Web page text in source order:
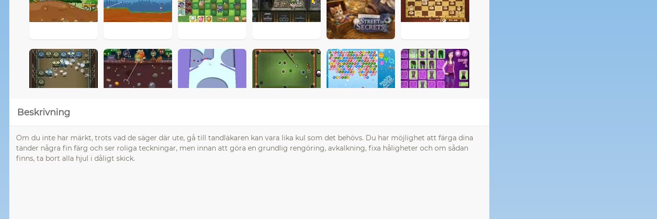
Beskrivning
Om du inte har märkt, trots vad de säger där ute, gå till tandläkaren kan vara lika kul som det behövs. Du har möjlighet att färga dina
tänder några fin färg och ser roliga teckningar, men innan att göra en grundlig rengöring, avkalkning, fixa håligheter och om sådan
finns, ta bort alla hjul i dåligt skick.